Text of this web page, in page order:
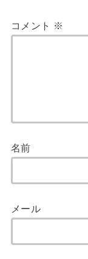
コメント ※
名前
メール